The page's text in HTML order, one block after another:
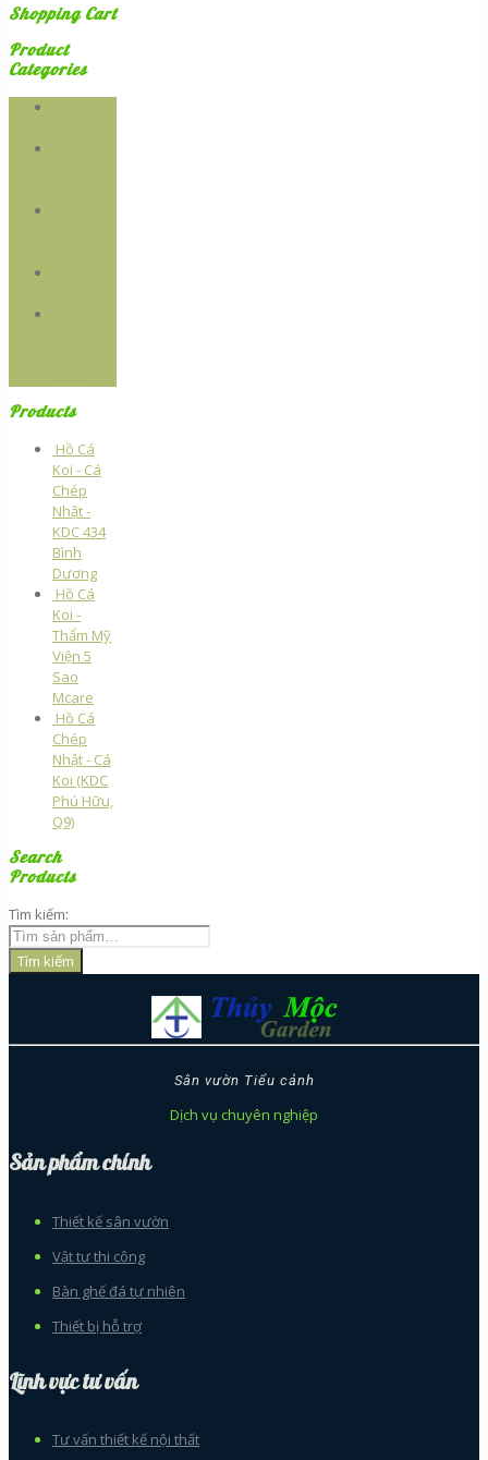
Shopping Cart
Product
Categories
Products
Hồ Cá
Koi - Cá
Chép
Nhật -
KDC 434
Bình
Dương
Hồ Cá
Koi -
Thẩm Mỹ
Viện 5
Sao
Mcare
Hồ Cá
Chép
Nhật - Cá
Koi (KDC
Phú Hữu,
Q9)
Search
Products
Tìm kiếm:
Tìm kiếm
Sân vườn Tiểu cảnh
Dịch vụ chuyên nghiệp
Sản phẩm chính
Thiết kế sân vườn
Vật tư thi công
Bàn ghế đá tự nhiên
Thiết bị hỗ trợ
Lĩnh vực tư vấn
Tư vấn thiết kế nội thất